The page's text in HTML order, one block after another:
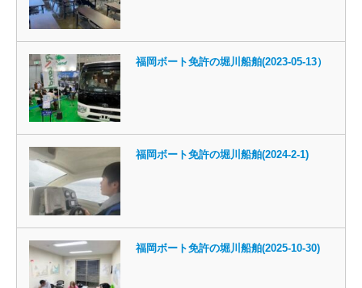
福岡ボート免許の堀川船舶(2023-05-13）
福岡ボート免許の堀川船舶(2024-2-1)
福岡ボート免許の堀川船舶(2025-10-30)